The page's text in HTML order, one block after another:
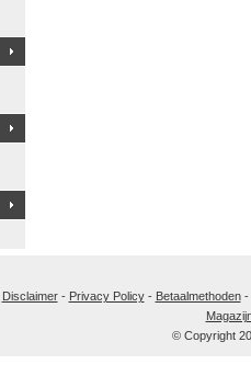
Disclaimer- Privacy Policy- Betaalmethoden-
© Copyright